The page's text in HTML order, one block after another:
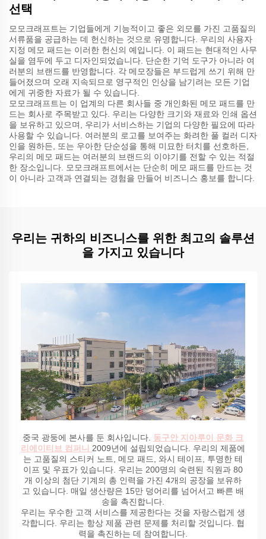
선택
모모크래프트는 기업들에게 기능적이고 좋은 외모를 가진 고품질의
서류품을 공급하는 데 헌신하는 것으로 유명합니다. 우리의 사용자
지정 메모 패드는 이러한 헌신의 예입니다. 이 패드는 현대적인 사무
실을 염두에 두고 디자인되었습니다. 단순한 기억 도구가 아니라 여
러분의 브랜드를 반영합니다. 각 메모장들은 부드럽게 쓰기 위해 만
들어졌으며 오래 지속되므로 영구적인 인상을 남기려는 모든 기업
에게 귀중한 자료가 될 수 있습니다.
모모크래프트는 이 업계의 다른 회사들 중 개인화된 메모 패드를 만
드는 회사로 주목받고 있다. 우리는 다양한 크기와 재료와 인쇄 옵션
을 보유하고 있으며, 우리가 서비스하는 기업의 다양한 필요에 따라
사용할 수 있습니다. 여러분의 로고를 보여주는 화려한 풀 컬러 디자
인을 원하든, 또는 우아한 단순성을 통해 미묘한 터치를 선호하든,
우리의 메모 패드는 여러분의 브랜드의 이야기를 전할 수 있는 적절
한 장소입니다. 모모크래프트에서는 단순히 메모 패드를 만드는 것
이 아니라 고객과 연결되는 경험을 만들어 비즈니스 홍보를 합니다.
우리는 귀하의 비즈니스를 위한 최고의 솔루션
을 가지고 있습니다
중국 광둥에 본사를 둔 회사입니다. 동구안 지아루이 문화 크
리에이티브 컴퍼니 2009년에 설립되었습니다. 우리의 제품에
는 고품질의 스티커 노트, 메모 패드, 와시 테이프, 투명한 테
이프 및 우표가 있습니다. 우리는 200명의 숙련된 직원과 80
개 이상의 첨단 기계의 총 인력을 가진 4개의 공장을 보유하
고 있습니다. 매일 생산량은 15만 덩어리를 넘어서고 빠른 배
송을 촉진합니다.
우리는 우수한 고객 서비스를 제공한다는 것을 자랑스럽게 생
각합니다. 우리는 항상 제품 관련 문제를 처리할 것입니다. 협
력을 촉진하는 데 참여합니다.